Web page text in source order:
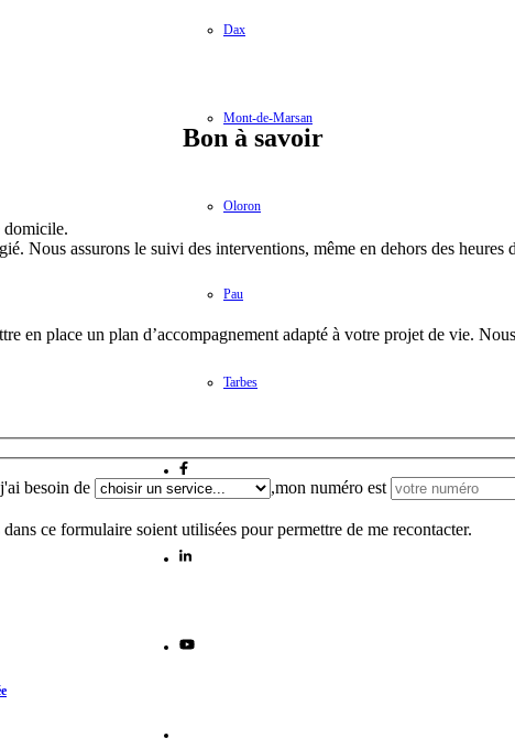
Dax
Mont-de-Marsan
Oloron
Pau
Tarbes
Bon à savoir
domicile.
Nous assurons le suivi des interventions, même en dehors des heures
en place un plan d’accompagnement adapté à votre projet de vie.
j'ai besoin de ,mon numéro est
ce formulaire soient utilisées pour permettre de me recontacter.